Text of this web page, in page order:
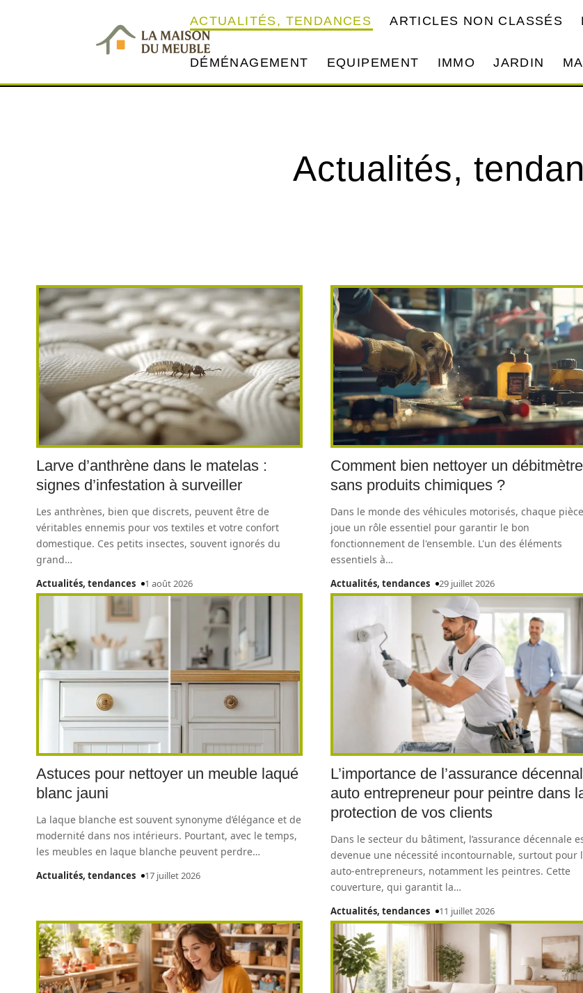
ACTUALITÉS, TENDANCES ARTICLES NON CLASSÉS
DÉMÉNAGEMENT EQUIPEMENT IMMO JARDIN
Actualités,
Larve d’anthrène dans le matelas :
signes d’infestation à surveiller
Les anthrènes, bien que discrets, peuvent être de
véritables ennemis pour vos textiles et votre confort
domestique. Ces petits insectes, souvent ignorés du
grand…
Actualités, tendances 1 août 2026
Comment bien nettoyer un débitmètre
sans produits chimiques ?
Dans le monde des véhicules motorisés, chaque pièce
joue un rôle essentiel pour garantir le bon
fonctionnement de l'ensemble. L'un des éléments
essentiels à…
Actualités, tendances 29 juillet 2026
Astuces pour nettoyer un meuble laqué
blanc jauni
La laque blanche est souvent synonyme d’élégance et de
modernité dans nos intérieurs. Pourtant, avec le temps,
les meubles en laque blanche peuvent perdre…
Actualités, tendances 17 juillet 2026
L’importance de l’assurance
auto entrepreneur pour peintre dans
protection de vos clients
Dans le secteur du bâtiment, l’assurance décennale
devenue une nécessité incontournable, surtout pour
auto-entrepreneurs, notamment les peintres. Cette
couverture, qui garantit la…
Actualités, tendances 11 juillet 2026